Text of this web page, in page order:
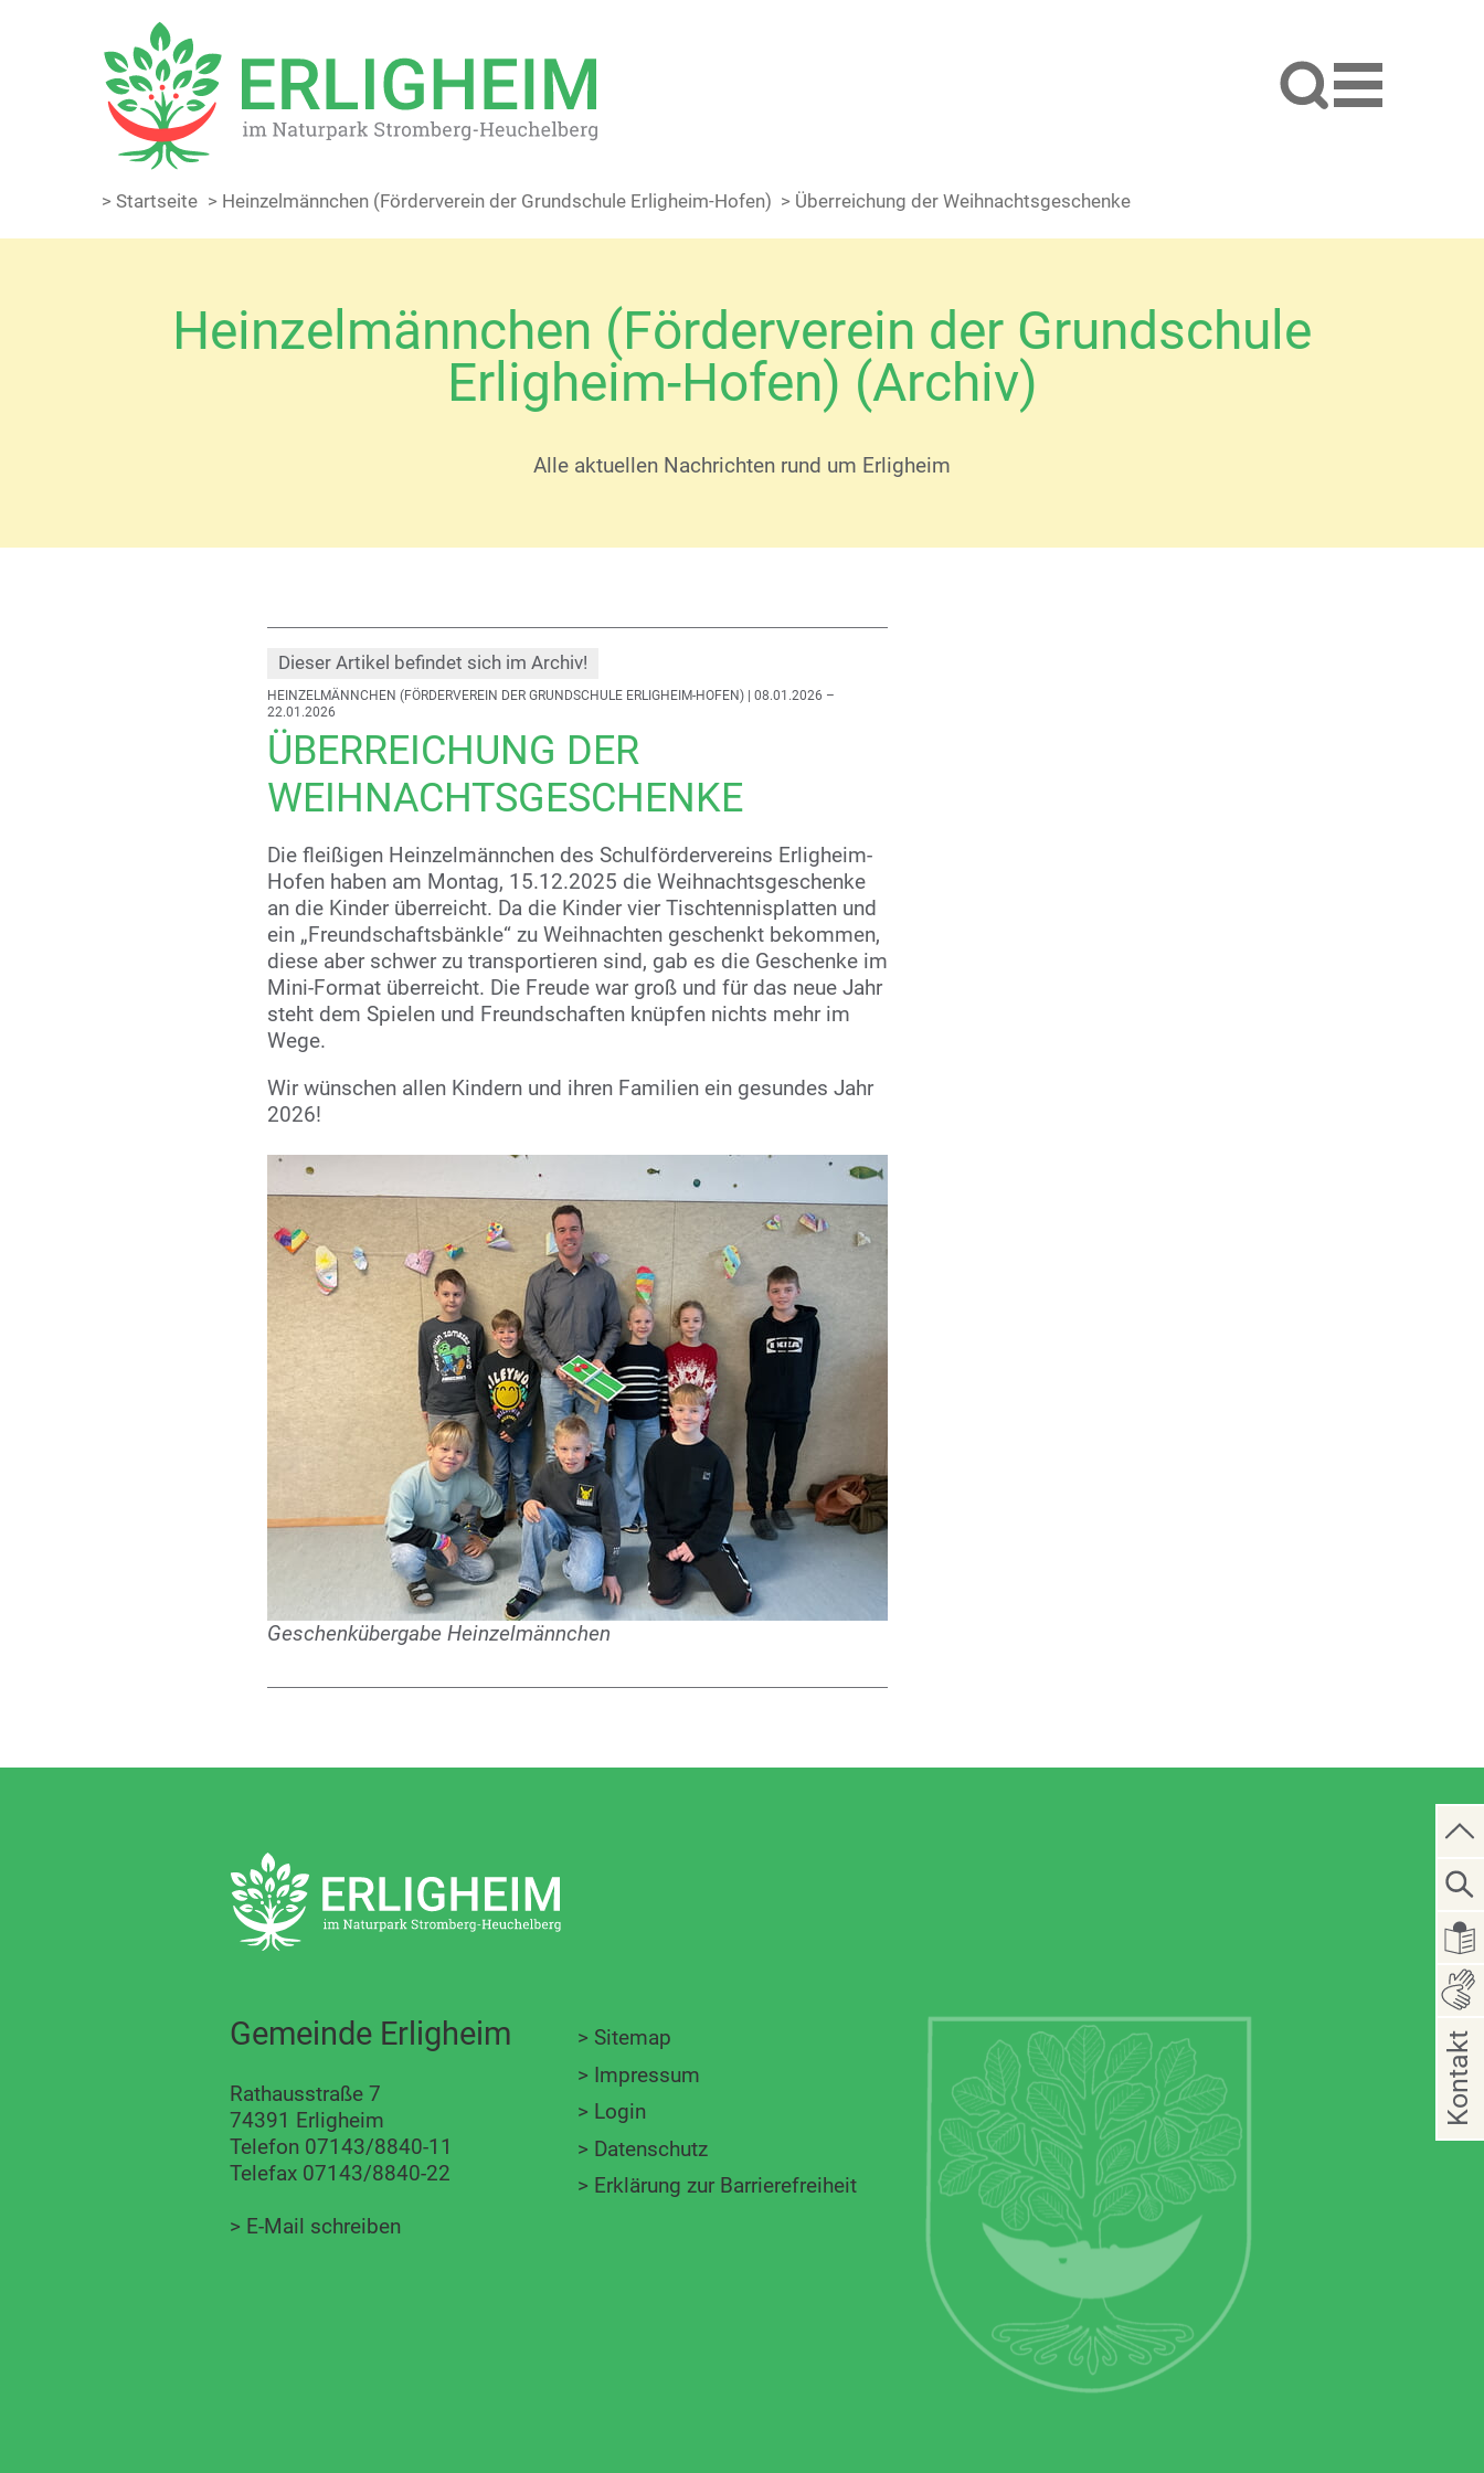
> Startseite > Heinzelmännchen (Förderverein der Grundschule Erligheim-Hofen) > Überreichung der Weihnachtsgeschenke
Heinzelmännchen (Förderverein der Grundschule
Erligheim-Hofen) (Archiv)
Alle aktuellen Nachrichten rund um Erligheim
Dieser Artikel befindet sich im Archiv!
HEINZELMÄNNCHEN (FÖRDERVEREIN DER GRUNDSCHULE ERLIGHEIM-HOFEN)| 08.01.2026 –
22.01.2026
ÜBERREICHUNG DER
WEIHNACHTSGESCHENKE
Die fleißigen Heinzelmännchen des Schulfördervereins Erligheim-
Hofen haben am Montag, 15.12.2025 die Weihnachtsgeschenke
an die Kinder überreicht. Da die Kinder vier Tischtennisplatten und
ein „Freundschaftsbänkle“ zu Weihnachten geschenkt bekommen,
diese aber schwer zu transportieren sind, gab es die Geschenke im
Mini-Format überreicht. Die Freude war groß und für das neue Jahr
steht dem Spielen und Freundschaften knüpfen nichts mehr im
Wege.
Wir wünschen allen Kindern und ihren Familien ein gesundes Jahr
2026!
Geschenkübergabe Heinzelmännchen
Gemeinde Erligheim
Rathausstraße 7
74391 Erligheim
Telefon 07143/8840-11
Telefax 07143/8840-22
> E-Mail schreiben
> Sitemap
> Impressum
> Login
> Datenschutz
> Erklärung zur Barrierefreiheit
Kontakt